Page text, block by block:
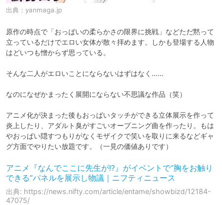
出典： yanmaga.jp
原作の時点で「おっぱいの柔らかさの限界に挑戦」などただ黙って
立っているだけでエロい女体が散々拝めます。しかも登場する人物
はどいつも憎からず思っている。
そんな二人がエロいことにならないはずはなく……
なのになぜかまったく展開にならない不思議な作品（笑）
アニメ化が決まった後もおっぱいタッチができる立体展示を作って
炎上したり、アダルト臭がすごいオープニング曲を作ったり。もは
やおっぱい隠すつもりがなくモザイクで笑いを取りに来るなどギャ
グ方面でやりたい放題です。（一見の価値ありです）
アニメ『なんでここに先生が!?』がイベントで“胸をお触り
できる”パネルを展示し物議｜ニフティニュース
出典: https://news.nifty.com/article/entame/showbizd/12184-
47075/